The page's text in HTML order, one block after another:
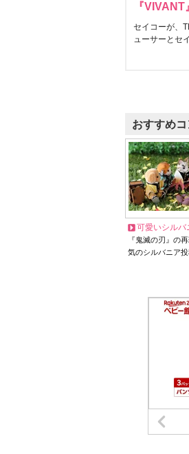
『
セイコーが、
ューサーとセ
おすすめ
可愛いシルバ
『鬼滅の刃』の
気のシルバニア